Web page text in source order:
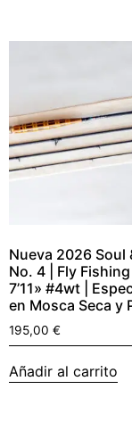
Nueva 2026 Soul
No. 4 | Fly Fishing
7’11» #4wt |
en Mosca Seca y
195,00 €
Añadir al carrito